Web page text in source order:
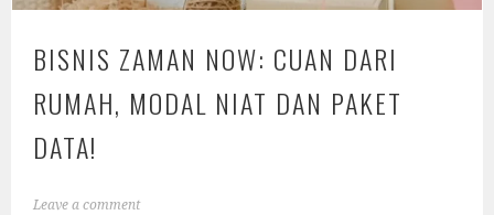
BISNIS ZAMAN NOW: CUAN DARI
RUMAH, MODAL NIAT DAN PAKET
DATA!
Leave a comment